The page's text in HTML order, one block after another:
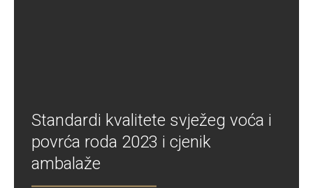
Standardi kvalitete svježeg voća i
povrća roda 2023 i cjenik
ambalaže